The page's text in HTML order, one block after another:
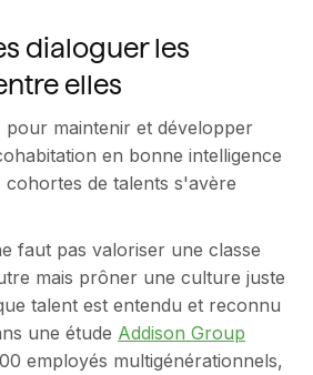
dialoguer les
elles
pour maintenir et développer
en bonne intelligence
de talents s'avère
faut pas valoriser une classe
mais prôner une culture juste
talent est entendu et reconnu
une étude Addison Group
employés multigénérationnels,